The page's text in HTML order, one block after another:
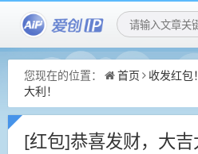
您现在的位置： 首页 收发红包！
大利！
[红包]恭喜发财，大吉